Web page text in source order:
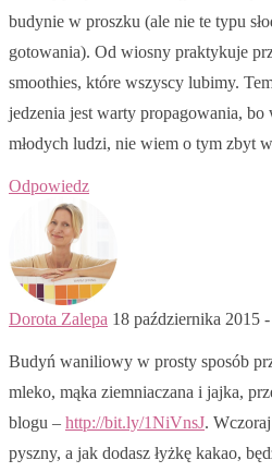
budynie w proszku (ale nie te typu
gotowania). Od wiosny praktykuje
smoothies, które wszyscy lubimy.
jedzenia jest warty propagowania, bo
młodych ludzi, nie wiem o tym zbyt
Odpowiedz
Dorota Zalepa 18 października 2015
Budyń waniliowy w prosty sposób
mleko, mąka ziemniaczana i jajka,
blogu – http://bit.ly/1NiVnsJ.
pyszny, a jak dodasz łyżkę kakao,